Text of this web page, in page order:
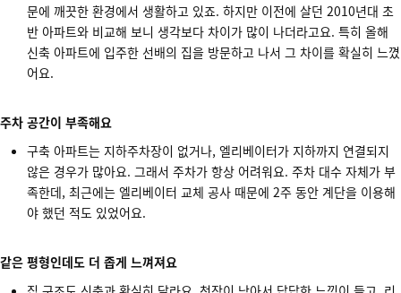
문에 깨끗한 환경에서 생활하고 있죠. 하지만 이전에 살던 2010년대 초
반 아파트와 비교해 보니 생각보다 차이가 많이 나더라고요. 특히 올해
신축 아파트에 입주한 선배의 집을 방문하고 나서 그 차이를 확실히 느꼈
어요.
주차 공간이 부족해요
구축 아파트는 지하주차장이 없거나, 엘리베이터가 지하까지 연결되지
않은 경우가 많아요. 그래서 주차가 항상 어려워요. 주차 대수 자체가 부
족한데, 최근에는 엘리베이터 교체 공사 때문에 2주 동안 계단을 이용해
야 했던 적도 있었어요.
같은 평형인데도 더 좁게 느껴져요